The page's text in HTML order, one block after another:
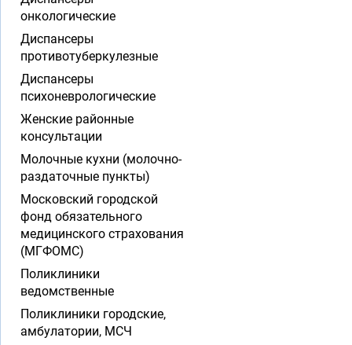
онкологические
Диспансеры
противотуберкулезные
Диспансеры
психоневрологические
Женские районные
консультации
Молочные кухни (молочно-
раздаточные пункты)
Московский городской
фонд обязательного
медицинского страхования
(МГФОМС)
Поликлиники
ведомственные
Поликлиники городские,
амбулатории, МСЧ